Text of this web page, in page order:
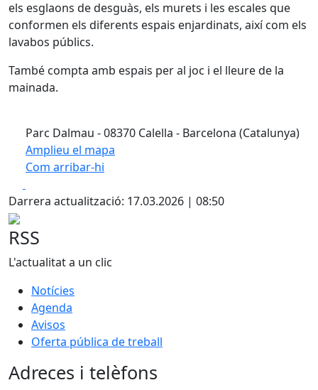
els esglaons de desguàs, els murets i les escales que
conformen els diferents espais enjardinats, així com els
lavabos públics.
També compta amb espais per al joc i el lleure de la
mainada.
Parc Dalmau - 08370 Calella - Barcelona (Catalunya)
Amplieu el mapa
Com arribar-hi
+
Darrera actualització: 17.03.2026 | 08:50
RSS
L'actualitat a un clic
Notícies
Agenda
Avisos
Oferta pública de treball
Adreces i telèfons